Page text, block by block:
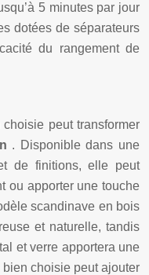
5 minutes par jour
dotées de séparateurs
du rangement de
choisie peut transformer
. Disponible dans une
de finitions, elle peut
ou apporter une touche
scandinave en bois
et naturelle, tandis
et verre apportera une
bien choisie peut ajouter